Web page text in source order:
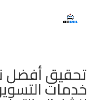
تحقيق أفضل
خدمات